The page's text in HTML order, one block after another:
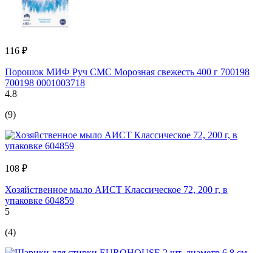
116 ₽
Порошок МИФ Руч СМС Морозная свежесть 400 г 700198
700198 0001003718
4.8
(9)
108 ₽
Хозяйственное мыло АИСТ Классическое 72, 200 г, в
упаковке 604859
5
(4)